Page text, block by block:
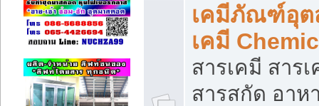
เคมีภัณฑ์อุต
เคมี
สารเคมี สาร
สารสกัด อาห